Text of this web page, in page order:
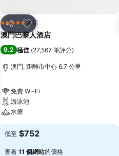
分享
放到收藏夾
5 星級 酒店
澳門巴黎人酒店
9.2 極佳 (27,567 筆評分)
澳門, 距離市中心 6.7 公里
免費 Wi-Fi
游泳池
水療
低至 $752
查看 11 個網站的價格